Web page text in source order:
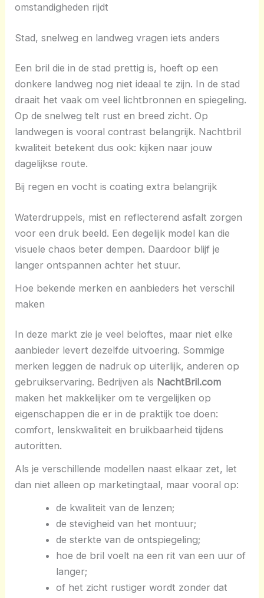
omstandigheden rijdt
Stad, snelweg en landweg vragen iets anders
Een bril die in de stad prettig is, hoeft op een
donkere landweg nog niet ideaal te zijn. In de stad
draait het vaak om veel lichtbronnen en spiegeling.
Op de snelweg telt rust en breed zicht. Op
landwegen is vooral contrast belangrijk. Nachtbril
kwaliteit betekent dus ook: kijken naar jouw
dagelijkse route.
Bij regen en vocht is coating extra belangrijk
Waterdruppels, mist en reflecterend asfalt zorgen
voor een druk beeld. Een degelijk model kan die
visuele chaos beter dempen. Daardoor blijf je
langer ontspannen achter het stuur.
Hoe bekende merken en aanbieders het verschil
maken
In deze markt zie je veel beloftes, maar niet elke
aanbieder levert dezelfde uitvoering. Sommige
merken leggen de nadruk op uiterlijk, anderen op
gebruikservaring. Bedrijven als NachtBril.com
maken het makkelijker om te vergelijken op
eigenschappen die er in de praktijk toe doen:
comfort, lenskwaliteit en bruikbaarheid tijdens
autoritten.
Als je verschillende modellen naast elkaar zet, let
dan niet alleen op marketingtaal, maar vooral op:
de kwaliteit van de lenzen;
de stevigheid van het montuur;
de sterkte van de ontspiegeling;
hoe de bril voelt na een rit van een uur of
langer;
of het zicht rustiger wordt zonder dat